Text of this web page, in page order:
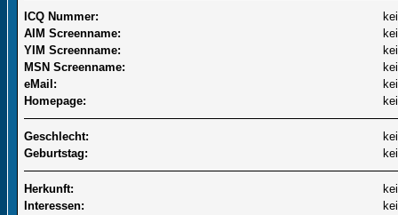
ICQ Nummer:
AIM Screenname:
YIM Screenname:
MSN Screenname:
eMail:
Homepage:
Geschlecht:
Geburtstag:
Herkunft:
Interessen: